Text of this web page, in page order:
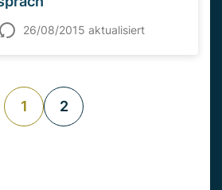
26/08/2015 aktualisiert
1 2